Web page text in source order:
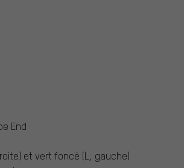
End
et vert foncé (L, gauche)